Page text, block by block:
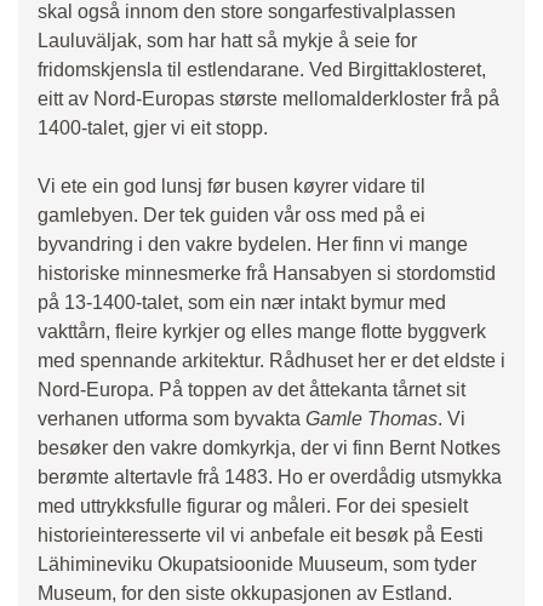
skal også innom den store songarfestivalplassen
Lauluväljak, som har hatt så mykje å seie for
fridomskjensla til estlendarane. Ved Birgittaklosteret,
eitt av Nord-Europas største mellomalderkloster frå på
1400-talet, gjer vi eit stopp.
Vi ete ein god lunsj før busen køyrer vidare til
gamlebyen. Der tek guiden vår oss med på ei
byvandring i den vakre bydelen. Her finn vi mange
historiske minnesmerke frå Hansabyen si stordomstid
på 13-1400-talet, som ein nær intakt bymur med
vakttårn, fleire kyrkjer og elles mange flotte byggverk
med spennande arkitektur. Rådhuset her er det eldste i
Nord-Europa. På toppen av det åttekanta tårnet sit
verhanen utforma som byvakta Gamle Thomas. Vi
besøker den vakre domkyrkja, der vi finn Bernt Notkes
berømte altertavle frå 1483. Ho er overdådig utsmykka
med uttrykksfulle figurar og måleri. For dei spesielt
historieinteresserte vil vi anbefale eit besøk på Eesti
Lähimineviku Okupatsioonide Muuseum, som tyder
Museum, for den siste okkupasjonen av Estland.